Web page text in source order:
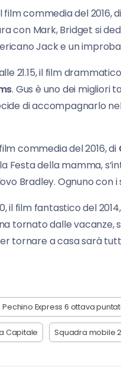
il film commedia del 2016, di
con Mark, Bridget si
Jack e un
21.15, il film
. Gus è uno dei migliori
di accompagnarlo
film commedia del 2016, di
Festa della mamma,
Bradley. Ognuno con
il film fantastico del 2014,
tornato dalle
tornare a casa sarà
Pechino Express 6 ottava
Capitale Squadra mobile